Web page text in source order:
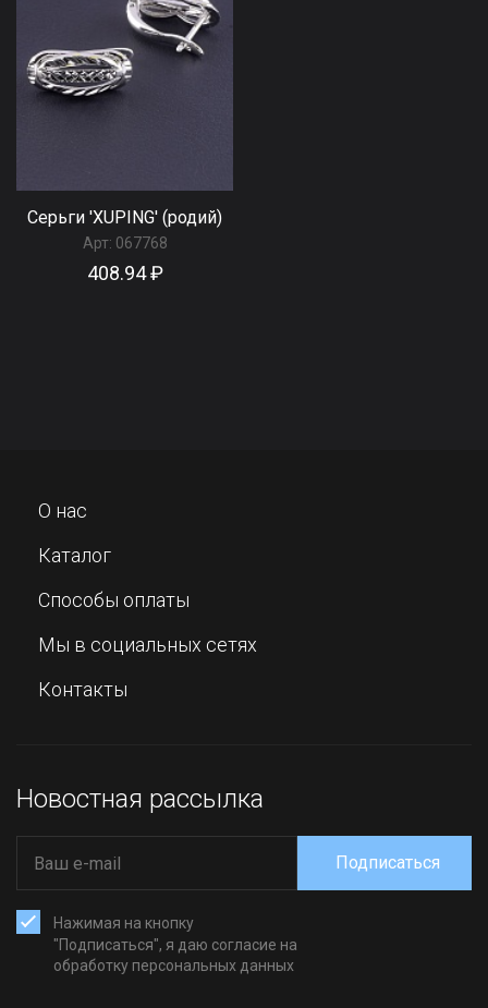
Серьги 'XUPING' (родий)
Арт: 067768
408.94 ₽
О нас
Каталог
Способы оплаты
Мы в социальных сетях
Контакты
Новостная рассылка
Нажимая на кнопку
"Подписаться", я даю согласие на
обработку персональных данных
Подписаться